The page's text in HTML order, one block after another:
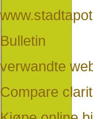
Bulletin
verwandte
Compare